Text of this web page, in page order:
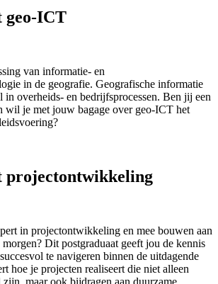
geo-ICT
van informatie- en
in de geografie. Geografische informatie
in overheids- en bedrijfsprocessen. Ben jij een
wil je met jouw bagage over geo-ICT het
projectontwikkeling
in projectontwikkeling en mee bouwen aan
Dit postgraduaat geeft jou de kennis
te navigeren binnen de uitdagende
hoe je projecten realiseert die niet alleen